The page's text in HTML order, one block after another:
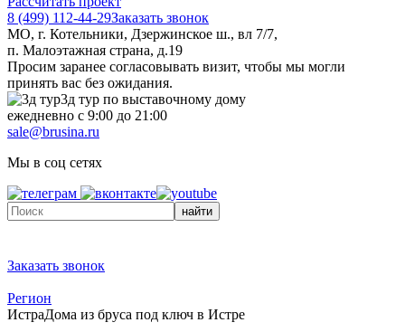
8 (499) 112-44-29Заказать звонок
МО, г. Котельники, Дзержинское ш., вл 7/7,
п. Малоэтажная страна, д.19
Просим заранее согласовывать визит, чтобы мы могли
принять вас без ожидания.
3д тур по выставочному дому
ежедневно с 9:00 до 21:00
sale@brusina.ru
Мы в соц сетях
найти
Заказать звонок
Регион
ИстраДома из бруса под ключ в Истре